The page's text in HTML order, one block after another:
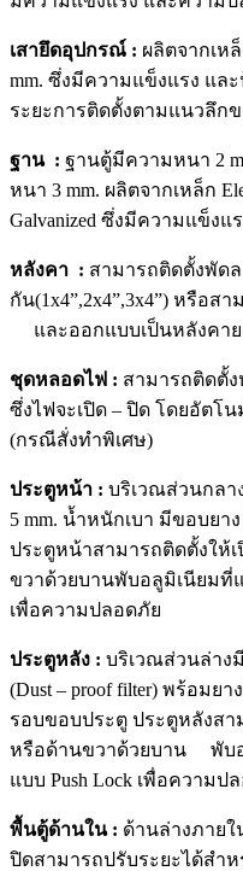
เสายึดอุปกรณ์ : ผลิตจากเหล็
mm. ซึ่งมีความแข็งแรง แ
ระยะการติดตั้งตามแนวลึก
ฐาน : ฐานตู้มีความหนา 2
หนา 3 mm. ผลิตจากเหล็ก
Galvanized ซึ่งมีความแข็งแ
หลังคา : สามารถติดตั้งพัดล
กัน(1x4”,2x4”,3x4”) หรือส
และออกแบบเป็นหลังคาย
ชุดหลอดไฟ : สามารถติดตั้ง
ซึ่งไฟจะเปิด – ปิด โดยอัต
(กรณีสั่งทำพิเศษ)
ประตูหน้า : บริเวณส่วนกลา
5 mm. น้ำหนักเบา มีขอบย
ประตูหน้าสามารถติดตั้งใ
ขวาด้วยบานพับอลูมิเนียมที่
เพื่อความปลอดภัย
ประตูหลัง : บริเวณส่วนล่าง
(Dust – proof filter) พร้อมยา
รอบขอบประตู ประตูหลังสา
หรือด้านขวาด้วยบาน พับ
แบบ Push Lock เพื่อความป
พื้นตู้ด้านใน : ด้านล่างภาย
ปิดสามารถปรับระยะได้ส